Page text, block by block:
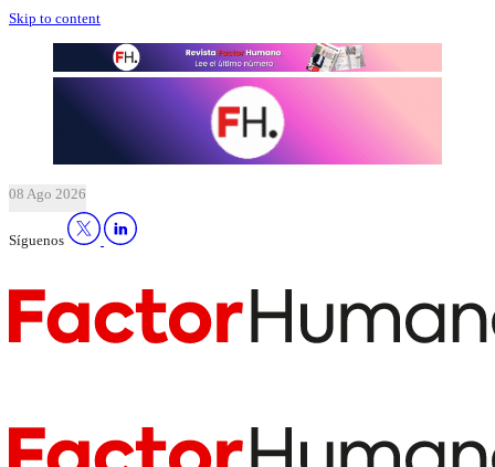
Skip to content
08 Ago 2026
Síguenos